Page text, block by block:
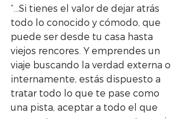
“…Si tienes el valor de dejar atrás
todo lo conocido y cómodo, que
puede ser desde tu casa hasta
viejos rencores. Y emprendes un
viaje buscando la verdad externa o
internamente, estás dispuesto a
tratar todo lo que te pase como
una pista, aceptar a todo el que